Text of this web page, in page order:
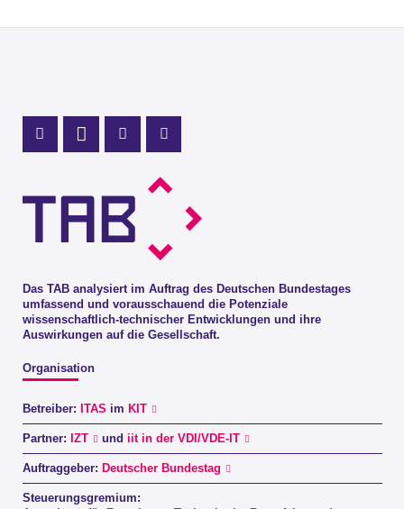
Das TAB analysiert im Auftrag des Deutschen Bundestages
umfassend und vorausschauend die Potenziale
wissenschaftlich-technischer Entwicklungen und ihre
Auswirkungen auf die Gesellschaft.
Organisation
Betreiber: ITAS im KIT
Partner: IZT und iit in der VDI/VDE-IT
Auftraggeber: Deutscher Bundestag
Steuerungsgremium:
Profil Mastodon
LinkedIn Profil